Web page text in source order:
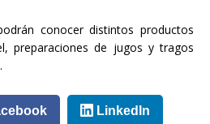
conocer distintos productos
preparaciones de jugos y tragos
LinkedIn